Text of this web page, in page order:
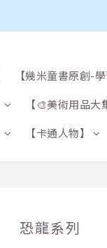
【幾米童書原創-
【🎨美術用品大
【卡通人物】
恐龍系列